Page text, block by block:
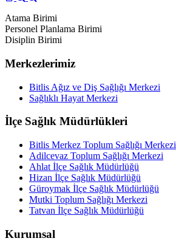
Atama Birimi
Personel Planlama Birimi
Disiplin Birimi
Merkezlerimiz
Bitlis Ağız ve Diş Sağlığı Merkezi
Sağlıklı Hayat Merkezi
İlçe Sağlık Müdürlükleri
Bitlis Merkez Toplum Sağlığı Merkezi
Adilcevaz Toplum Sağlığı Merkezi
Ahlat İlçe Sağlık Müdürlüğü
Hizan İlçe Sağlık Müdürlüğü
Güroymak İlçe Sağlık Müdürlüğü
Mutki Toplum Sağlığı Merkezi
Tatvan İlçe Sağlık Müdürlüğü
Kurumsal